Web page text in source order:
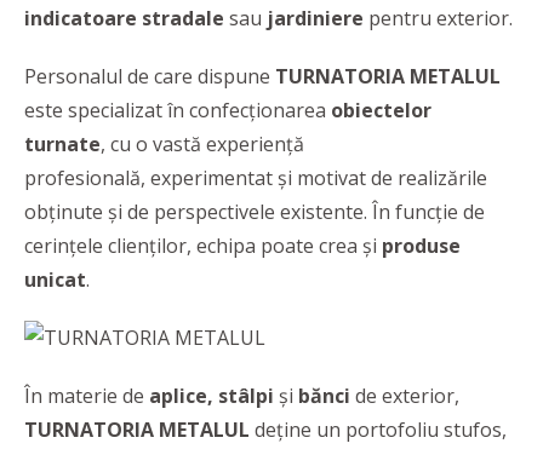
indicatoare stradale sau jardiniere pentru exterior.
Personalul de care dispune TURNATORIA METALUL
este specializat în confecționarea obiectelor
turnate, cu o vastă experiență
profesională, experimentat și motivat de realizările
obținute și de perspectivele existente. În funcție de
cerințele clienților, echipa poate crea și produse
unicat.
În materie de aplice, stâlpi și bănci de exterior,
TURNATORIA METALUL deține un portofoliu stufos,